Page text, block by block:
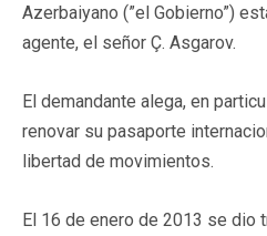
Azerbaiyano (”el Gobierno”)
agente, el señor Ç. Asgarov.
El demandante alega, en
renovar su pasaporte
libertad de movimientos.
El 16 de enero de 2013 se dio